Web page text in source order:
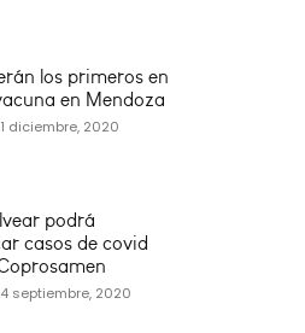
los primeros en
en Mendoza
1 diciembre, 2020
podrá
casos de covid
4 septiembre, 2020